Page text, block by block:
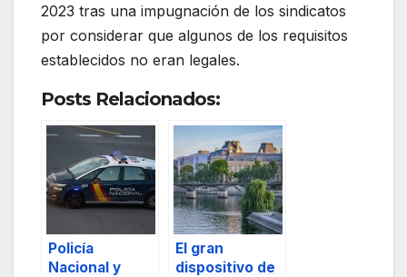
2023 tras una impugnación de los sindicatos
por considerar que algunos de los requisitos
establecidos no eran legales.
Posts Relacionados:
Policía
Nacional y
El gran
dispositivo de